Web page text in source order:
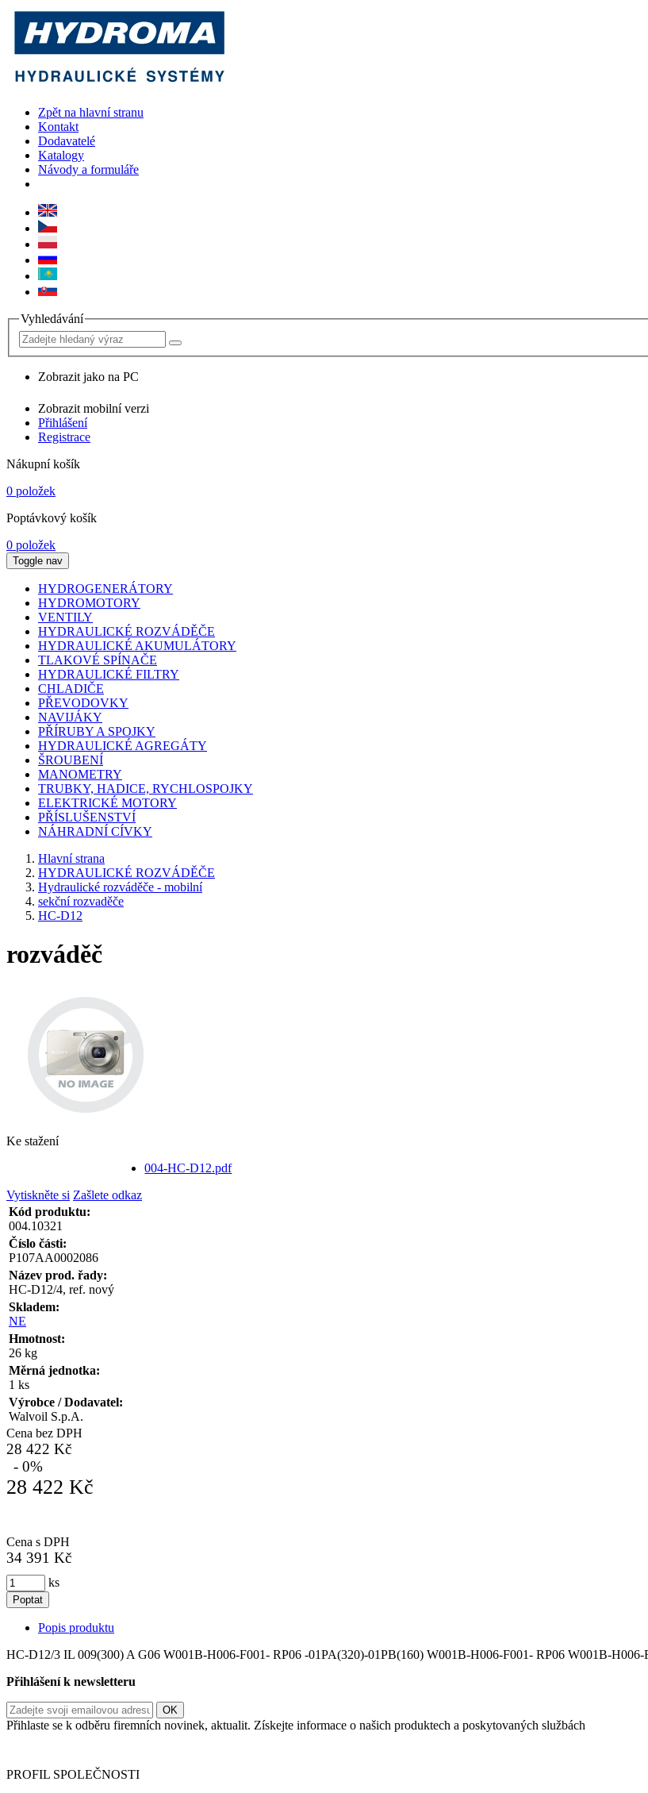
Zpět na hlavní stranu
Kontakt
Dodavatelé
Katalogy
Návody a formuláře
Vyhledávání
Zobrazit jako na PC
Zobrazit mobilní verzi
Přihlášení
Registrace
Nákupní košík
0 položek
Poptávkový košík
0 položek
Toggle nav
HYDROGENERÁTORY
HYDROMOTORY
VENTILY
HYDRAULICKÉ ROZVÁDĚČE
HYDRAULICKÉ AKUMULÁTORY
TLAKOVÉ SPÍNAČE
HYDRAULICKÉ FILTRY
CHLADIČE
PŘEVODOVKY
NAVIJÁKY
PŘÍRUBY A SPOJKY
HYDRAULICKÉ AGREGÁTY
ŠROUBENÍ
MANOMETRY
TRUBKY, HADICE, RYCHLOSPOJKY
ELEKTRICKÉ MOTORY
PŘÍSLUŠENSTVÍ
NÁHRADNÍ CÍVKY
Hlavní strana
HYDRAULICKÉ ROZVÁDĚČE
Hydraulické rozváděče - mobilní
sekční rozvaděče
HC-D12
rozváděč
Ke stažení
004-HC-D12.pdf
Vytiskněte si Zašlete odkaz
Kód produktu:
004.10321
Číslo části:
P107AA0002086
Název prod. řady:
HC-D12/4, ref. nový
Skladem:
NE
Hmotnost:
26 kg
Měrná jednotka:
1 ks
Výrobce / Dodavatel:
Walvoil S.p.A.
Cena bez DPH
28 422 Kč
- 0%
28 422 Kč
Cena s DPH
34 391 Kč
ks
Poptat
Popis produktu
HC-D12/3 IL 009(300) A G06 W001B-H006-F001- RP06 -01PA(320)-01PB(160) W001B-H006-F001- RP06 W001B-
Přihlášení k newsletteru
Přihlaste se k odběru firemních novinek, aktualit. Získejte informace o našich produktech a poskytovaných službách
PROFIL SPOLEČNOSTI